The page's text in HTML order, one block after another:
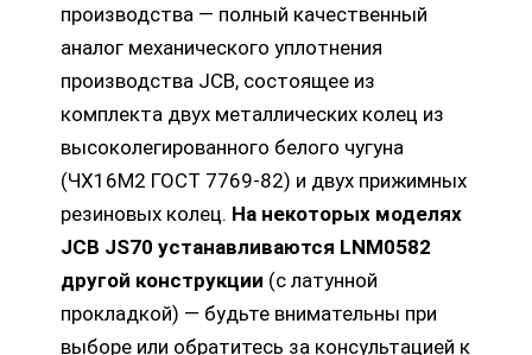
производства — полный качественный
аналог механического уплотнения
производства JCB, состоящее из
комплекта двух металлических колец из
высоколегированного белого чугуна
(ЧХ16М2 ГОСТ 7769-82) и двух прижимных
резиновых колец. На некоторых моделях
JCB JS70 устанавливаются LNM0582
другой конструкции (с латунной
прокладкой) — будьте внимательны при
выборе или обратитесь за консультацией к